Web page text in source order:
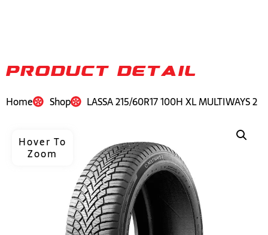
PRODUCT DETAIL
Home Shop LASSA 215/60R17 100H XL MULTIWAYS 2
Hover To
Zoom